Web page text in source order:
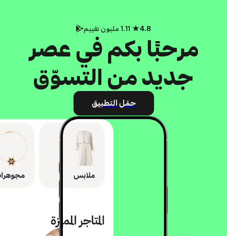
4.8
مرحبًا بكم في عصر
جديد من التسوّق
حمّل التطبيق